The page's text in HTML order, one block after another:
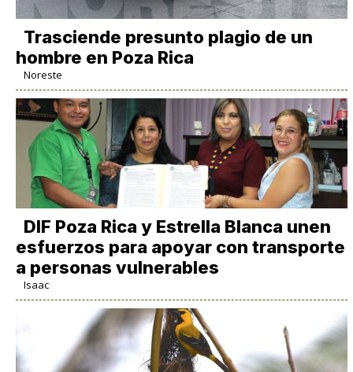
Trasciende presunto plagio de un
hombre en Poza Rica
Noreste
DIF Poza Rica y Estrella Blanca unen
esfuerzos para apoyar con transporte
a personas vulnerables
Isaac